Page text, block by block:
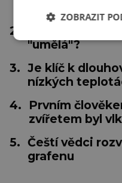
2.
"umělá"?
3. Je klíč k
nízkých
4.
Prvním
zvířetem byl
5. Čeští vědci
grafenu
ZOBRAZIT